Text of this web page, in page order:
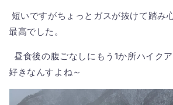
短いですがちょっとガスが抜けて踏み
最高でした。
昼食後の腹ごなしにもう1か所ハイク
好きなんすよね～